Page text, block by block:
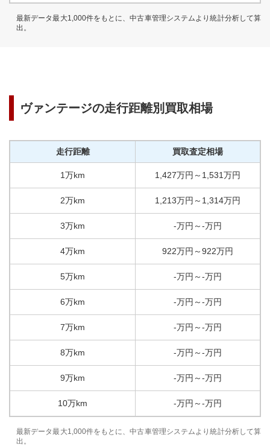
最新データ最大1,000件をもとに、中古車管理システムより統計分析して算
出。
ヴァンテージの走行距離別買取相場
走行距離 買取査定相場
1万km 1,427万円 ～ 1,531万円
2万km 1,213万円 ～ 1,314万円
3万km -万円 ～-万円
4万km 922万円 ～922万円
5万km -万円 ～-万円
6万km -万円 ～-万円
7万km -万円 ～-万円
8万km -万円 ～-万円
9万km -万円 ～-万円
10万km -万円 ～-万円
最新データ最大1,000件をもとに、中古車管理システムより統計分析して算
出。